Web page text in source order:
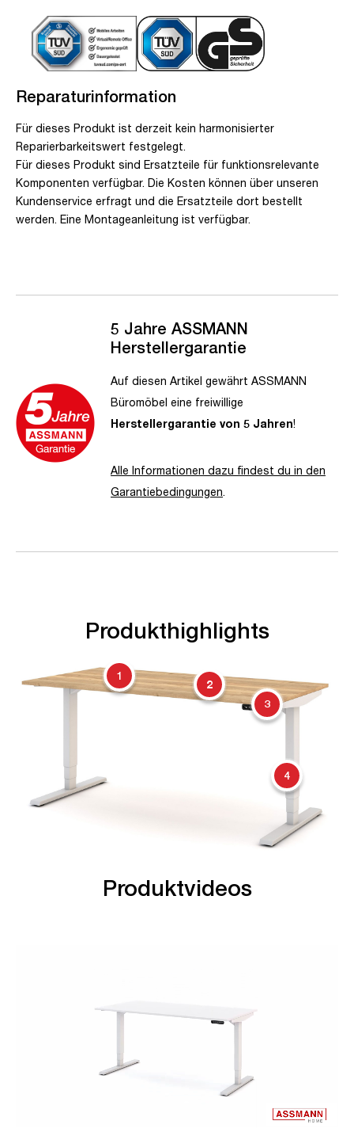
Reparaturinformation
Für dieses Produkt ist derzeit kein harmonisierter
Reparierbarkeitswert festgelegt.
Für dieses Produkt sind Ersatzteile für funktionsrelevante
Komponenten verfügbar. Die Kosten können über unseren
Kundenservice erfragt und die Ersatzteile dort bestellt
werden. Eine Montageanleitung ist verfügbar.
5 Jahre ASSMANN
Herstellergarantie
Auf diesen Artikel gewährt ASSMANN
Büromöbel eine freiwillige
Herstellergarantie von 5 Jahren!
Alle Informationen dazu findest du in den
Garantiebedingungen.
Produkthighlights
1
2
3
4
Produktvideos